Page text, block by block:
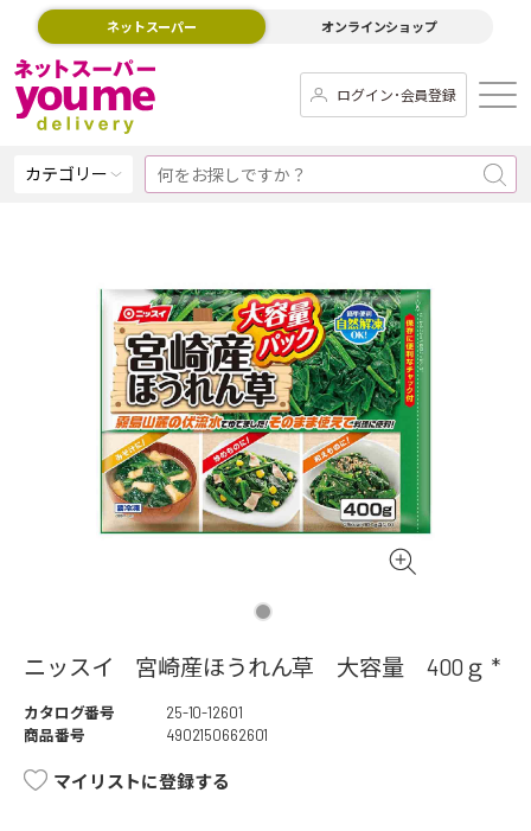
ネットスーパー オンラインショップ
ログイン･会員登録
カテゴリー
ニッスイ 宮崎産ほうれん草 大容量 400ｇ *
カタログ番号
25-10-12601
商品番号
4902150662601
マイリストに登録する